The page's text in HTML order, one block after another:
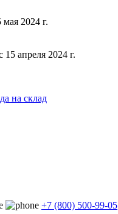
2024 г.
апреля 2024 г.
на склад
+7 (800) 500-99-05